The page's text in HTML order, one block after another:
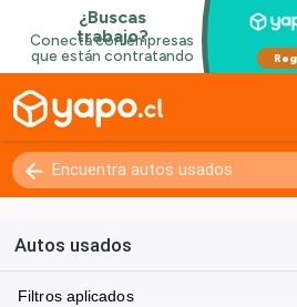
Autos usados
Filtros aplicados
Kilómetros 0 - 250000+